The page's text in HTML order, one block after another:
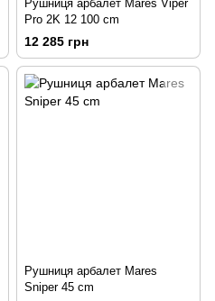
Рушниця арбалет Mares Viper
Pro 2K 12 100 сm
12 285 грн
Рушниця арбалет Mares
Sniper 45 сm